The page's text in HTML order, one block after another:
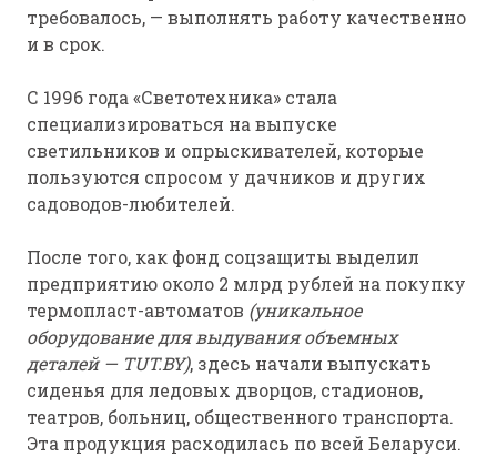
требовалось, — выполнять работу качественно
и в срок.
С 1996 года «Светотехника» стала
специализироваться на выпуске
светильников и опрыскивателей, которые
пользуются спросом у дачников и других
садоводов-любителей.
После того, как фонд соцзащиты выделил
предприятию около 2 млрд рублей на покупку
термопласт-автоматов (уникальное
оборудование для выдувания объемных
деталей — TUT.BY), здесь начали выпускать
сиденья для ледовых дворцов, стадионов,
театров, больниц, общественного транспорта.
Эта продукция расходилась по всей Беларуси.